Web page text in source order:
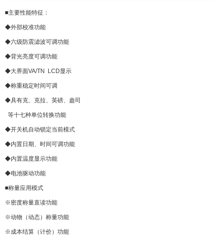
■主要性能特征：
◆外部校准功能
◆六级防震滤波可调功能
◆背光亮度可调功能
◆大界面VA/TN LCD显示
◆称重稳定时间可调
◆具有克、克拉、英磅、盎司
等十七种单位转换功能
◆开关机自动锁定当前模式
◆内置日期、时间可调功能
◆内置温度显示功能
◆电池驱动功能
■称量应用模式
※密度称量直读功能
※动物（动态）称量功能
※成本结算（计价）功能